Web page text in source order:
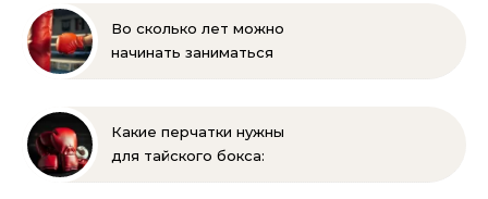
Во сколько лет можно
начинать заниматься
советы тренеров
Какие перчатки нужны
для тайского бокса: